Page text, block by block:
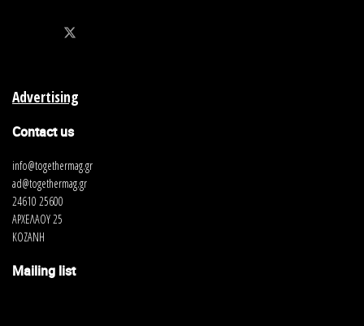
Advertising
Contact us
info@togethermag.gr
ad@togethermag.gr
24610 25600
ΑΡΧΕΛΑΟΥ 25
ΚΟΖΑΝΗ
Mailing list